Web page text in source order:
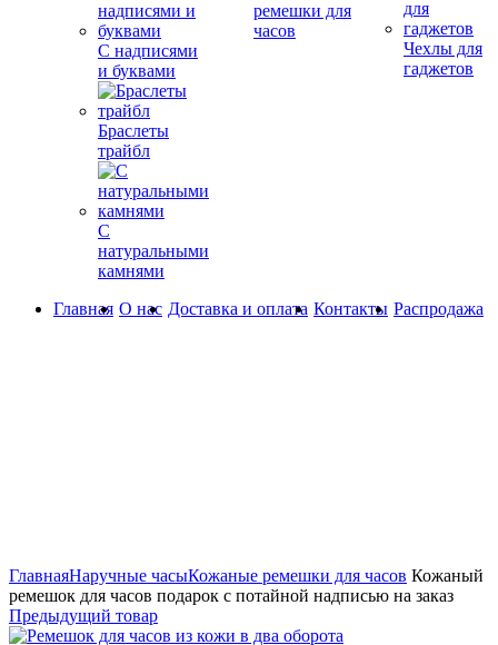
С надписями
и буквами
Браслеты
трайбл
С
натуральными
камнями
ремешки для
часов
Чехлы для
гаджетов
Главная О нас Доставка и оплата Контакты Распродажа
ГлавнаяНаручные часыКожаные ремешки для часов Кожаный
ремешок для часов подарок с потайной надписью на заказ
Предыдущий товар